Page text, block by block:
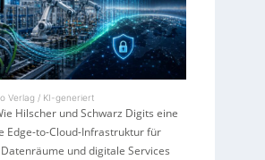
Verlag / KI-generiert
Hilscher und Schwarz Digits eine
Edge-to-Cloud-Infrastruktur für
und digitale Services